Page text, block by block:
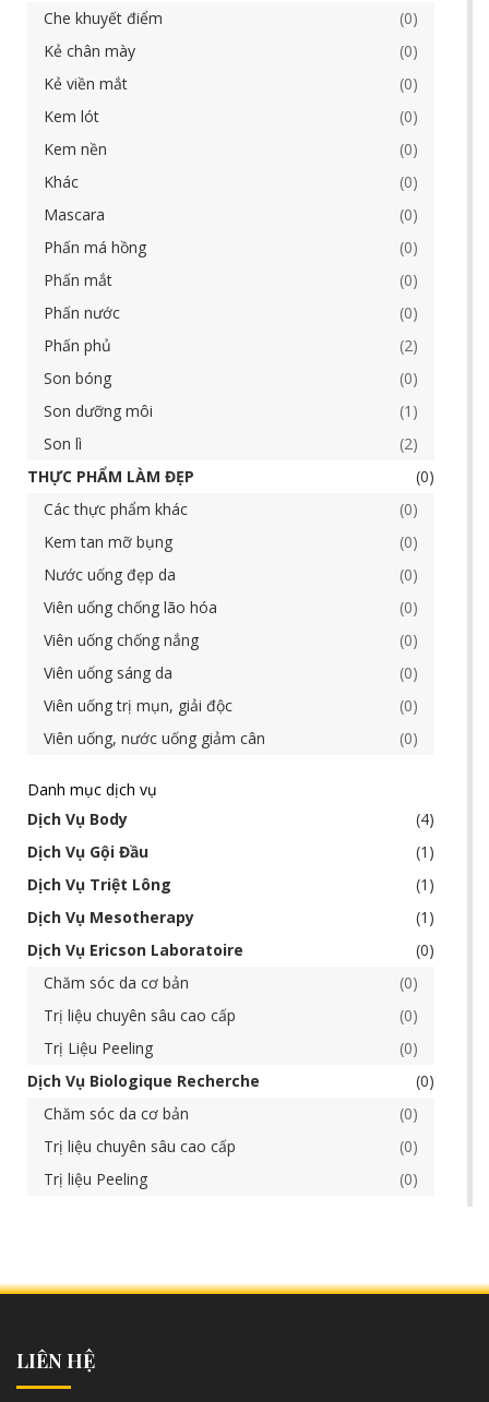
Che khuyết điểm
0
Kẻ chân mày
0
Kẻ viền mắt
0
Kem lót
0
Kem nền
0
Khác
0
Mascara
0
Phấn má hồng
0
Phấn mắt
0
Phấn nước
0
Phấn phủ
2
Son bóng
0
Son dưỡng môi
1
Son lì
2
THỰC PHẨM LÀM ĐẸP
0
Các thực phẩm khác
0
Kem tan mỡ bụng
0
Nước uống đẹp da
0
Viên uống chống lão hóa
0
Viên uống chống nắng
0
Viên uống sáng da
0
Viên uống trị mụn, giải độc
0
Viên uống, nước uống giảm cân
0
Danh mục dịch vụ
Dịch Vụ Body
4
Dịch Vụ Gội Đầu
1
Dịch Vụ Triệt Lông
1
Dịch Vụ Mesotherapy
1
Dịch Vụ Ericson Laboratoire
0
Chăm sóc da cơ bản
0
Trị liệu chuyên sâu cao cấp
0
Trị Liệu Peeling
0
Dịch Vụ Biologique Recherche
0
Chăm sóc da cơ bản
0
Trị liệu chuyên sâu cao cấp
0
Trị liệu Peeling
0
LIÊN HỆ